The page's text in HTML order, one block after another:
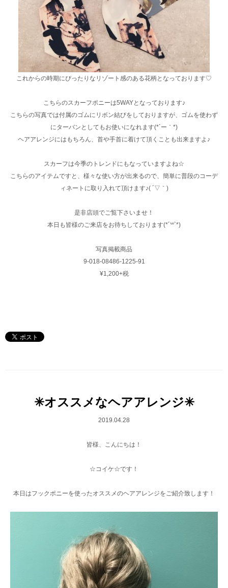
これからの時期にぴったりなリゾート感のある花柄となっております♡
こちらのスカーフポニーは5WAYとなっております♪
こちらの写真では付属のゴムにリボン結びをしておりますが、ゴムを使わず
にターバンとしてもお使いになれます(*´ー｀*)
ヘアアレンジにはもちろん、首や手首に着けて頂くことも出来ますよ♪
スカーフは今季のトレンドにもなっていますよね☆
こちらのアイテムですと、様々な使い方が出来るので、簡単に普段のコーデ
ィネートに取り入れて頂けます♪( ´▽｀)
是非店頭でご覧下さいませ！
本日も皆様のご来店をお待ちしております(*´꒳`*)
写真掲載商品
9-018-08486-1225-91
¥1,200+税
✳︎オススメなヘアアレンジ✳︎
2019.04.28
皆様、こんにちは！
☆コイケ☆です！
本日はフックポニーを使ったオススメのヘアアレンジをご紹介致します！